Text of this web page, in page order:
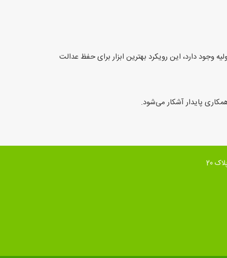
وجود دارد، این رویکرد بهترین ابزار برای حفظ عدالت
پایدار آشکار می‌شود.
20